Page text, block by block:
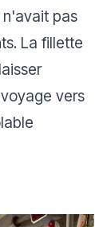
n'avait pas
La fillette
vers